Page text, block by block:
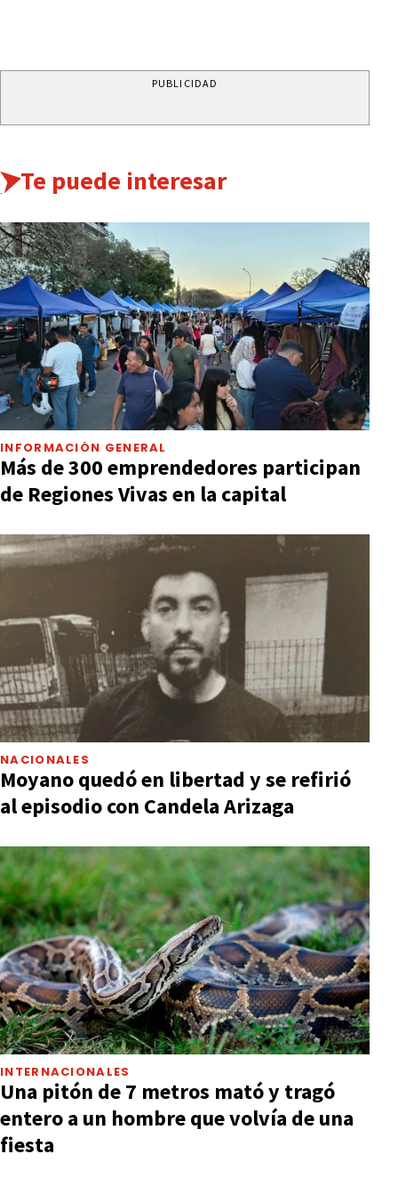
PUBLICIDAD
Te puede interesar
INFORMACIÓN GENERAL
Más de 300 emprendedores participan
de Regiones Vivas en la capital
NACIONALES
Moyano quedó en libertad y se refirió
al episodio con Candela Arizaga
INTERNACIONALES
Una pitón de 7 metros mató y tragó
entero a un hombre que volvía de una
fiesta